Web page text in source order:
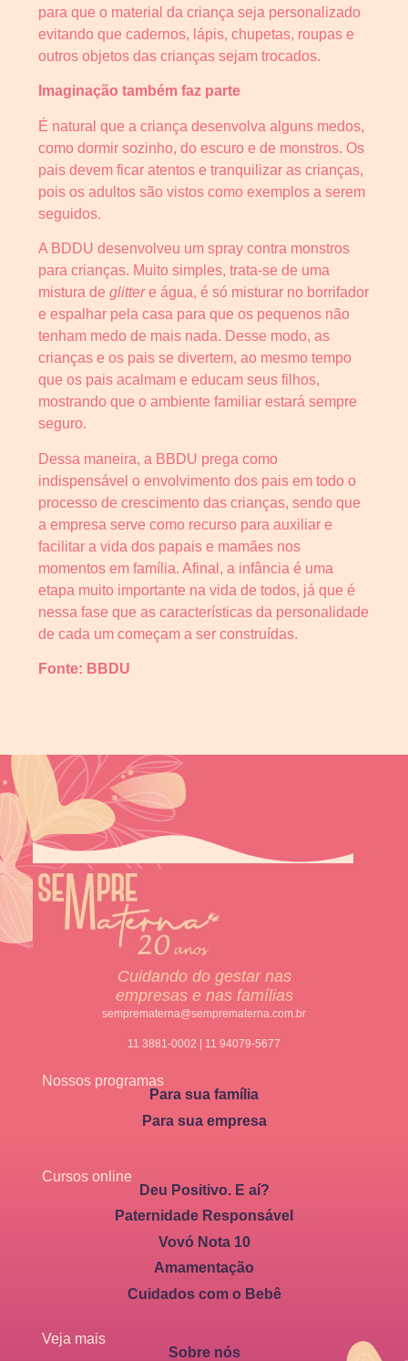
para que o material da criança seja personalizado
evitando que cadernos, lápis, chupetas, roupas e
outros objetos das crianças sejam trocados.
Imaginação também faz parte
É natural que a criança desenvolva alguns medos,
como dormir sozinho, do escuro e de monstros. Os
pais devem ficar atentos e tranquilizar as crianças,
pois os adultos são vistos como exemplos a serem
seguidos.
A BDDU desenvolveu um spray contra monstros
para crianças. Muito simples, trata-se de uma
mistura de glittere água, é só misturar no borrifador
e espalhar pela casa para que os pequenos não
tenham medo de mais nada. Desse modo, as
crianças e os pais se divertem, ao mesmo tempo
que os pais acalmam e educam seus filhos,
mostrando que o ambiente familiar estará sempre
seguro.
Dessa maneira, a BBDU prega como
indispensável o envolvimento dos pais em todo o
processo de crescimento das crianças, sendo que
a empresa serve como recurso para auxiliar e
facilitar a vida dos papais e mamães nos
momentos em família. Afinal, a infância é uma
etapa muito importante na vida de todos, já que é
nessa fase que as características da personalidade
de cada um começam a ser construídas.
Fonte: BBDU
Cuidando do gestar nas
empresas e nas famílias
semprematerna@semprematerna.com.br
11 3881-0002 | 11 94079-5677
Nossos programas
Para sua família
Para sua empresa
Cursos online
Deu Positivo. E aí?
Paternidade Responsável
Vovó Nota 10
Amamentação
Cuidados com o Bebê
Veja mais
Sobre nós